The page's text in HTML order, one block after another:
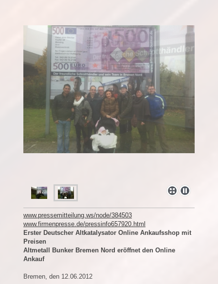
www.pressemitteilung.ws/node/384503
www.firmenpresse.de/pressinfo657920.html
Erster Deutscher Altkatalysator Online Ankaufsshop mit
Preisen
Altmetall Bunker Bremen Nord eröffnet den Online
Ankauf
Bremen, den 12.06.2012